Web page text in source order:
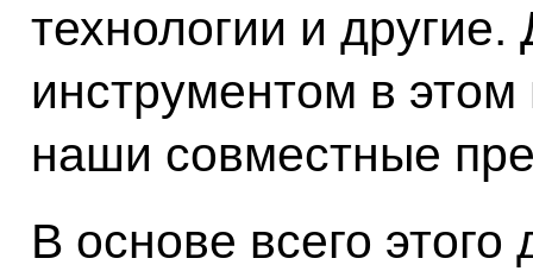
технологии и
инструментом в этом
наши совместные
В основе всего